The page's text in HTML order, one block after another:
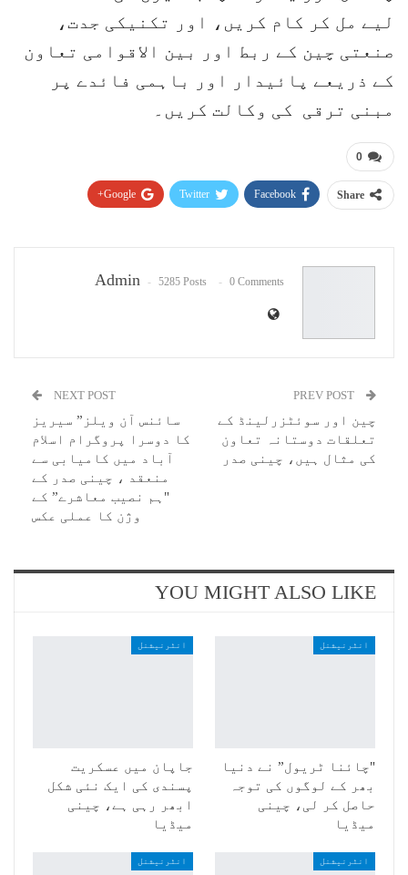
لیے مل کر کام کریں، اور تکنیکی جدت،
صنعتی چین کے ربط اور بین الاقوامی تعاون
کے ذریعے پائیدار اور باہمی فائدے پر
مبنی ترقی کی وکالت کریں۔
0
Share
Facebook
Twitter
Google+
Admin 5285 Posts 0 Comments
چین اور سوئٹزرلینڈ کے
تعلقات دوستانہ تعاون
کی مثال ہیں، چینی صدر
NEXT POST
سائنس آن ویلز” سیریز
کا دوسرا پروگرام اسلام
آباد میں کامیابی سے
منعقد ، چینی صدر کے
"ہم نصیب معاشرے” کے
وژن کا عملی عکس
YOU MIGHT ALSO LIKE
انٹرنیشنل
"چائنا ٹریول” نے دنیا
بھر کے لوگوں کی توجہ
حاصل کر لی، چینی
میڈیا
انٹرنیشنل
جاپان میں عسکریت
پسندی کی ایک نئی شکل
ابھر رہی ہے، چینی
میڈیا
انٹرنیشنل انٹرنیشنل